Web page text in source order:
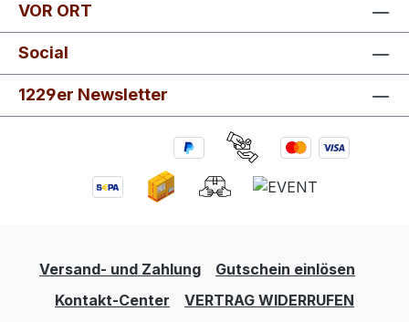
VOR ORT
Social
1229er Newsletter
Versand- und Zahlung
Gutschein einlösen
Kontakt-Center
VERTRAG WIDERRUFEN